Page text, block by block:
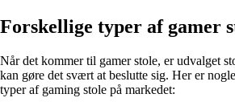
Forskellige typer af gamer
Når det kommer til gamer stole, er udvalget
kan gøre det svært at beslutte sig. Her er
typer af gaming stole på markedet: